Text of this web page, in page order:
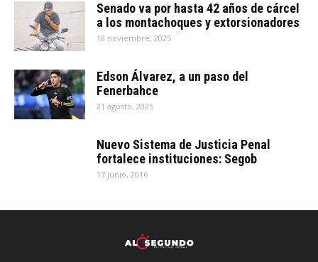
Senado va por hasta 42 años de cárcel
a los montachoques y extorsionadores
18 noviembre, 2025
Edson Álvarez, a un paso del
Fenerbahce
21 agosto, 2025
Nuevo Sistema de Justicia Penal
fortalece instituciones: Segob
17 junio, 2016